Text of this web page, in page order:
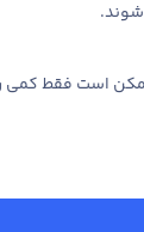
است فقط کمی